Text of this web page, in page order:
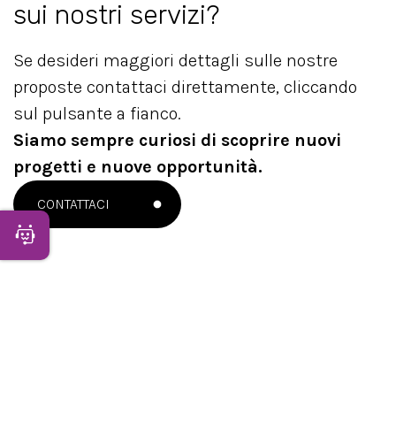
sui nostri servizi?
Se desideri maggiori dettagli sulle nostre
proposte contattaci direttamente, cliccando
sul pulsante a fianco.
Siamo sempre curiosi di scoprire nuovi
progetti e nuove opportunità.
CONTATTACI